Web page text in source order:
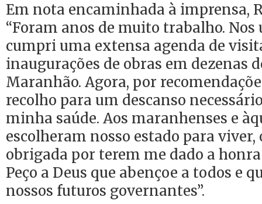
Em nota encaminhada à imprensa,
“Foram anos de muito trabalho. Nos
cumpri uma extensa agenda de
inaugurações de obras em dezenas
Maranhão. Agora, por
recolho para um descanso
minha saúde. Aos maranhenses e
escolheram nosso estado para
obrigada por terem me dado a
Peço a Deus que abençoe a todos e
nossos futuros governantes”.